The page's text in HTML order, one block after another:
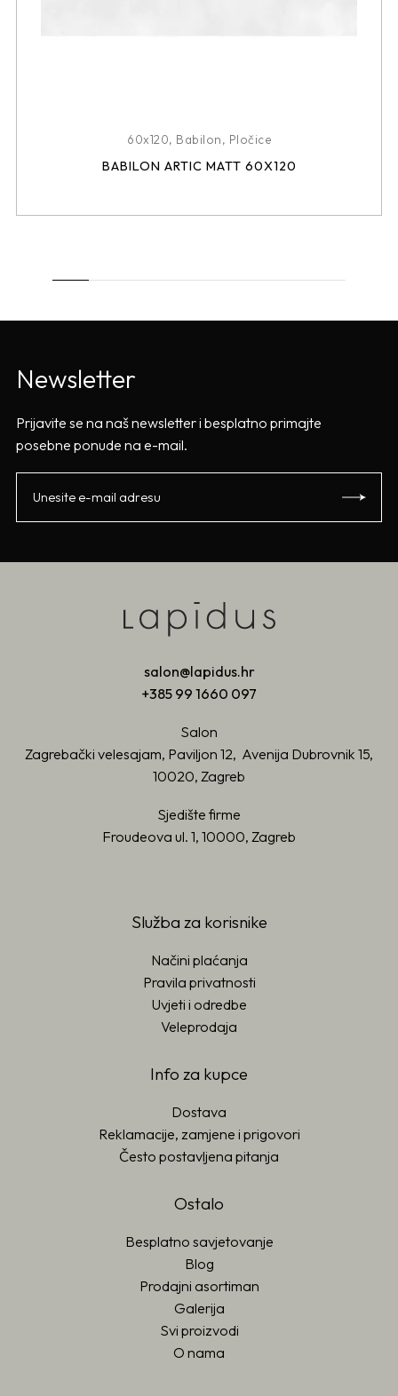
60x120, Babilon, Pločice
BABILON ARTIC MATT 60X120
Newsletter
Prijavite se na naš newsletter i besplatno primajte
posebne ponude na e-mail.
salon@lapidus.hr
+385 99 1660 097
Salon
Zagrebački velesajam, Paviljon 12, Avenija Dubrovnik 15,
10020, Zagreb
Sjedište firme
Froudeova ul. 1, 10000, Zagreb
Služba za korisnike
Načini plaćanja
Pravila privatnosti
Uvjeti i odredbe
Veleprodaja
Info za kupce
Dostava
Reklamacije, zamjene i prigovori
Često postavljena pitanja
Ostalo
Besplatno savjetovanje
Blog
Prodajni asortiman
Galerija
Svi proizvodi
O nama